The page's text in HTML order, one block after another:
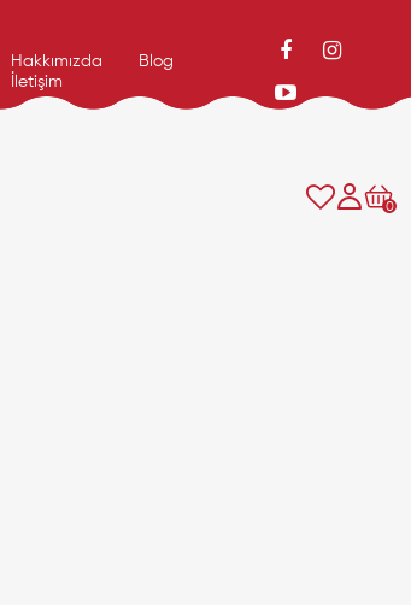
Hakkımızda
Blog
İletişim
0